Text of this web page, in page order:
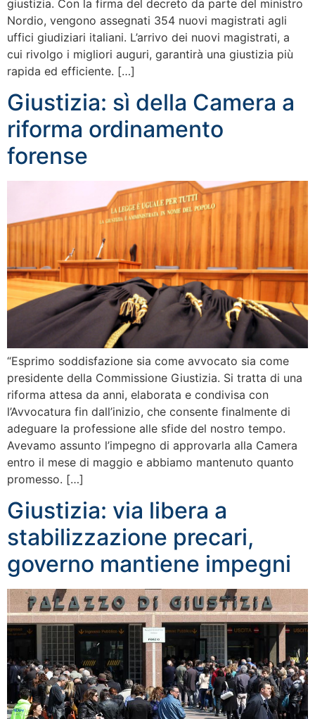
giustizia. Con la firma del decreto da parte del ministro
Nordio, vengono assegnati 354 nuovi magistrati agli
uffici giudiziari italiani. L’arrivo dei nuovi magistrati, a
cui rivolgo i migliori auguri, garantirà una giustizia più
rapida ed efficiente. […]
Giustizia: sì della Camera a
riforma ordinamento
forense
“Esprimo soddisfazione sia come avvocato sia come
presidente della Commissione Giustizia. Si tratta di una
riforma attesa da anni, elaborata e condivisa con
l’Avvocatura fin dall’inizio, che consente finalmente di
adeguare la professione alle sfide del nostro tempo.
Avevamo assunto l’impegno di approvarla alla Camera
entro il mese di maggio e abbiamo mantenuto quanto
promesso. […]
Giustizia: via libera a
stabilizzazione precari,
governo mantiene impegni